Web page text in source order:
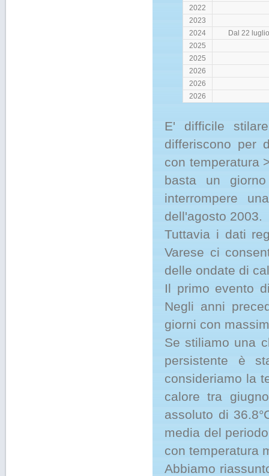
2022
2023
2024
Dal 22
2025
2025
2026
2026
2026
E' difficile
differiscono per
con temperatura
basta un
interrompere
dell'agosto 2003.
Tuttavia i dati
Varese ci
delle ondate di
Il primo evento
Negli anni
giorni con
Se stiliamo una
persistente è
consideriamo la
calore tra
assoluto di
media del
con temperatura
Abbiamo